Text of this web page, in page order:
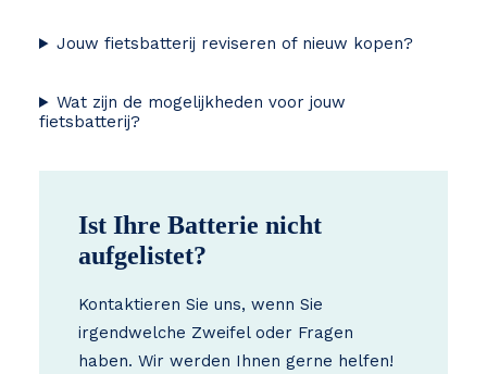
Jouw fietsbatterij reviseren of nieuw kopen?
Wat zijn de mogelijkheden voor jouw
fietsbatterij?
Ist Ihre Batterie nicht
aufgelistet?
Kontaktieren Sie uns, wenn Sie
irgendwelche Zweifel oder Fragen
haben. Wir werden Ihnen gerne helfen!